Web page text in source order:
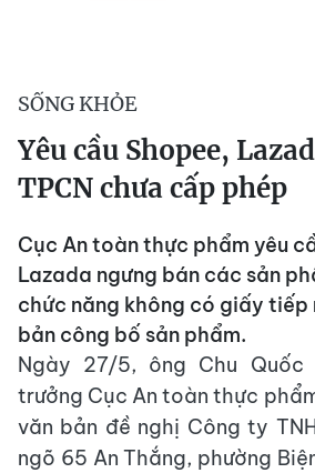
SỐNG KHỎE
Yêu cầu Shopee,
TPCN chưa cấp phép
Cục An toàn thực phẩm yêu
Lazada ngưng bán các sản
chức năng không có giấy tiếp
bản công bố sản phẩm.
Ngày 27/5, ông Chu Quốc
trưởng Cục An toàn thực
văn bản đề nghị Công ty
ngõ 65 An Thắng, phường